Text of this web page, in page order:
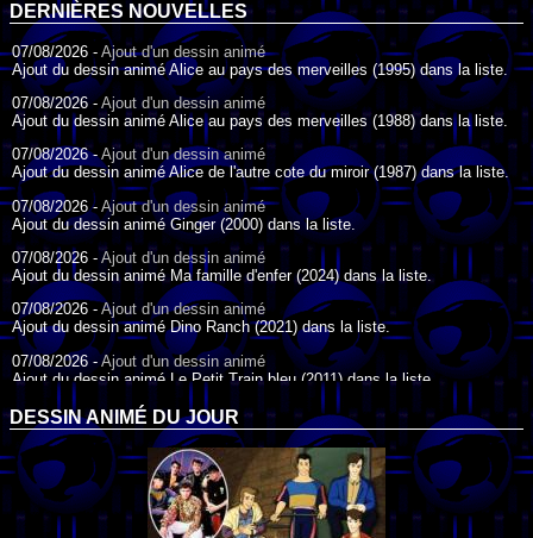
DERNIÈRES NOUVELLES
07/08/2026 - Ajout d'un dessin animé
Ajout du dessin animé Alice au pays des merveilles (1995) dans la liste.
07/08/2026 -Ajout d'un dessin animé
Ajout du dessin animé Alice au pays des merveilles (1988) dans la liste.
07/08/2026 -Ajout d'un dessin animé
Ajout du dessin animé Alice de l'autre cote du miroir (1987) dans la liste.
07/08/2026 - Ajout d'un dessin animé
Ajout du dessin animé Ginger (2000) dans la liste.
07/08/2026 - Ajout d'un dessin animé
Ajout du dessin animé Ma famille d'enfer (2024) dans la liste.
07/08/2026 - Ajout d'un dessin animé
Ajout du dessin animé Dino Ranch (2021) dans la liste.
07/08/2026 -Ajout d'un dessin animé
Ajout du dessin animé Le Petit Train bleu (2011) dans la liste.
07/08/2026 -Ajout d'un dessin animé
Ajout du dessin animé Agent Spécial Oso (2009) dans la liste.
17/07/2026 -
Ajout d'un dessin animé
Ajout du dessin animé Peter Pan (1988) dans la liste.
17/07/2026 -Ajout d'un dessin animé
Ajout du dessin animé Le Bossu de Notre-Dame (1996) dans la liste.
DESSIN ANIMÉ DU JOUR